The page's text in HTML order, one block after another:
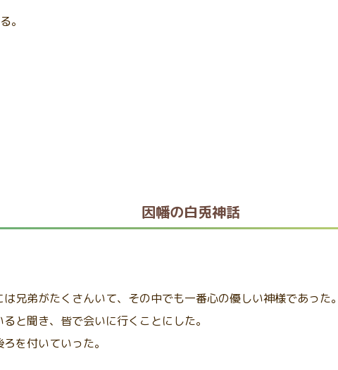
。
因幡の白兎神話
兄弟がたくさんいて、その中でも一番心の優しい神様であった。
と聞き、皆で会いに行くことにした。
を付いていった。